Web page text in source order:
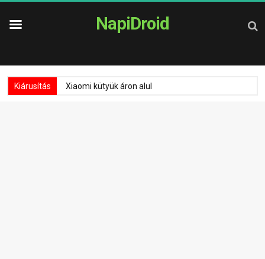
NapiDroid
Kiárusítás Xiaomi kütyük áron alul